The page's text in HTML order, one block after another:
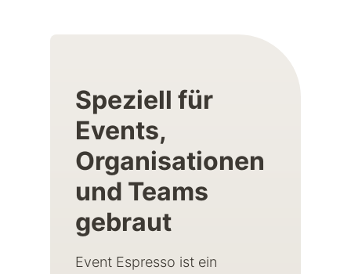
Speziell für
Events,
Organisationen
und Teams
gebraut
Event Espresso ist ein